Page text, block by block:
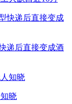
递后直接变成酒
晓